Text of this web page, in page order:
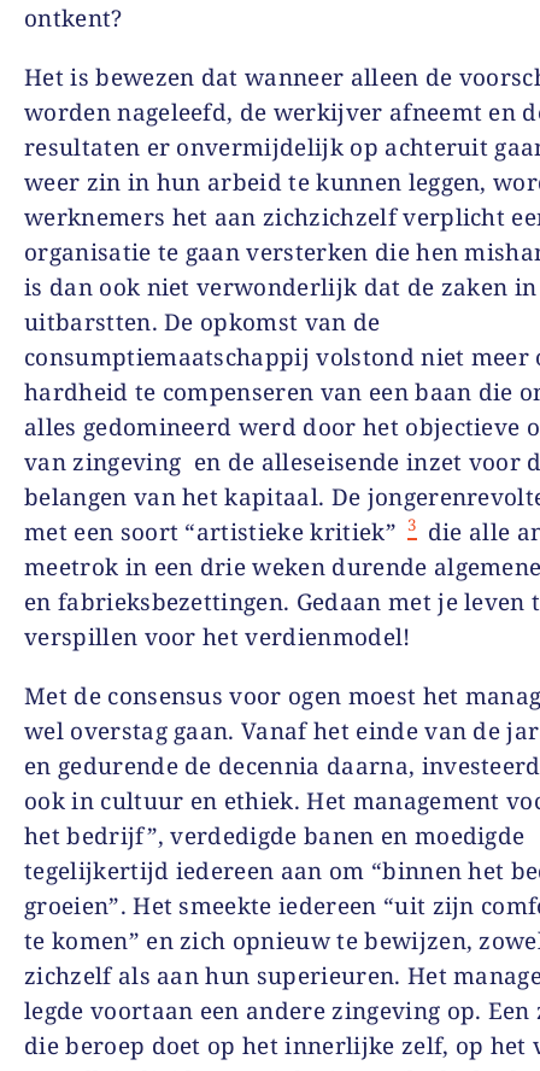
ontkent?
Het is bewezen dat wanneer alleen de
worden nageleefd, de werkijver afneemt en
resultaten er onvermijdelijk op achteruit
weer zin in hun arbeid te kunnen leggen,
werknemers het aan zichzichzelf verplicht
organisatie te gaan versterken die hen
is dan ook niet verwonderlijk dat de zaken in
uitbarstten. De opkomst van de
consumptiemaatschappij volstond niet meer
hardheid te compenseren van een baan die
alles gedomineerd werd door het objectieve
van zingeving en de alleseisende inzet voor
belangen van het kapitaal. De
met een soort “artistieke kritiek” 3
die alle
meetrok in een drie weken durende
en fabrieksbezettingen. Gedaan met je leven
verspillen voor het verdienmodel!
Met de consensus voor ogen moest het
wel overstag gaan. Vanaf het einde van de
en gedurende de decennia daarna,
ook in cultuur en ethiek. Het management
het bedrijf”, verdedigde banen en moedigde
tegelijkertijd iedereen aan om “binnen het
groeien”. Het smeekte iedereen “uit zijn
te komen” en zich opnieuw te bewijzen,
zichzelf als aan hun superieuren. Het
legde voortaan een andere zingeving op. Een
die beroep doet op het innerlijke zelf, op het